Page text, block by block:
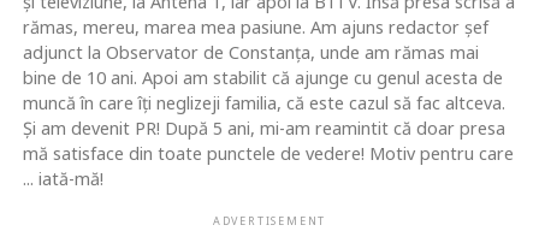
rămas, mereu, marea mea pasiune. Am ajuns redactor şef
adjunct la Observator de Constanţa, unde am rămas mai
bine de 10 ani. Apoi am stabilit că ajunge cu genul acesta de
muncă în care îţi neglizeji familia, că este cazul să fac altceva.
Şi am devenit PR! După 5 ani, mi-am reamintit că doar presa
mă satisface din toate punctele de vedere! Motiv pentru care
... iată-mă!
ADVERTISEMENT